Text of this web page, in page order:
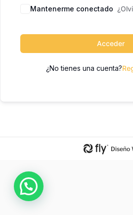
Mantenerme conectado
Acceder
¿No tienes una cuenta?
Diseño